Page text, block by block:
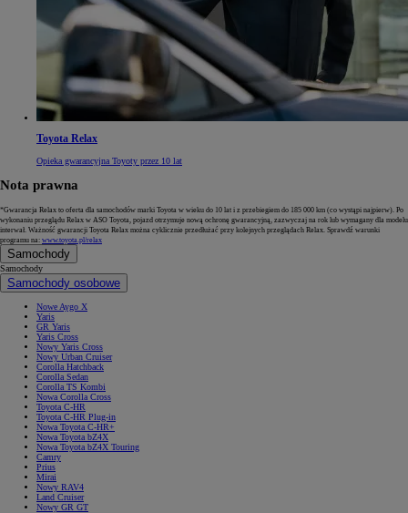
Toyota Relax
Opieka gwarancyjna Toyoty przez 10 lat
Nota prawna
*Gwarancja Relax to oferta dla samochodów marki Toyota w wieku do 10 lat i z przebiegiem do 185 000 km (co wystąpi najpierw). Po
wykonaniu przeglądu Relax w ASO Toyota, pojazd otrzymuje nową ochronę gwarancyjną, zazwyczaj na rok lub wymagany dla modelu
interwał. Ważność gwarancji Toyota Relax można cyklicznie przedłużać przy kolejnych przeglądach Relax. Sprawdź warunki
programu na: www.toyota.pl/relax
Samochody
Samochody
Samochody osobowe
Nowe Aygo X
Yaris
GR Yaris
Yaris Cross
Nowy Yaris Cross
Nowy Urban Cruiser
Corolla Hatchback
Corolla Sedan
Corolla TS Kombi
Nowa Corolla Cross
Toyota C-HR
Toyota C-HR Plug-in
Nowa Toyota C-HR+
Nowa Toyota bZ4X
Nowa Toyota bZ4X Touring
Camry
Prius
Mirai
Nowy RAV4
Land Cruiser
Nowy GR GT